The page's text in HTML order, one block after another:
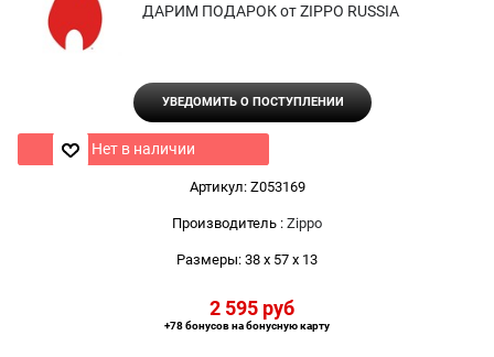
ДАРИМ ПОДАРОК от ZIPPO RUSSIA
УВЕДОМИТЬ О ПОСТУПЛЕНИИ
Нет в наличии
Артикул: Z053169
Производитель : Zippo
Размеры: 38 x 57 x 13
2 595 руб
+78 бонусов на бонусную карту